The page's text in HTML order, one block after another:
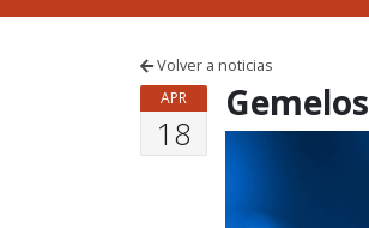
Volver a noticias
APR
18